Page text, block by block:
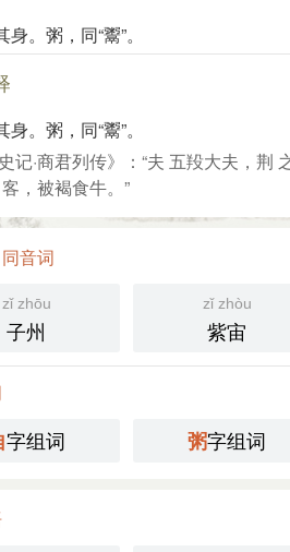
。粥，同“鬻”。
。粥，同“鬻”。
史记·商君列传》：“夫 五羖大夫，
，被褐食牛。”
音词
zǐ zhōu
子州
zǐ zhòu
紫宙
字组词 粥字组词